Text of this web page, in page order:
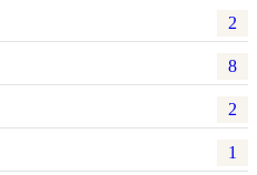
2
8
2
1